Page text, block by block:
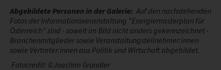
Abgebildete Personen in der Galerie: Auf den nachstehenden
Fotos der Informationsveranstaltung "Energiemasterplan für
Österreich" sind - soweit im Bild nicht anders gekennzeichnet -
Branchenmitglieder sowie Veranstaltungsteilnehmer:innen
sowie Vertreter:innen aus Politik und Wirtschaft abgebildet.
Fotocredit: ©Joachim Gründler